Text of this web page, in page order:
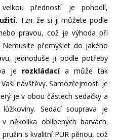
předností je pohodlí,
Tzn. že si ji můžete podle
pravou, což je výhoda při
přemýšlet do jakého
jednoduše ji podle potřeby
je rozkládacía může tak
návštěvy. Samozřejmostí je
je v obou částech sedačky a
Sedací souprava je
několika oblíbených barvách.
s kvalitní PUR pěnou, což